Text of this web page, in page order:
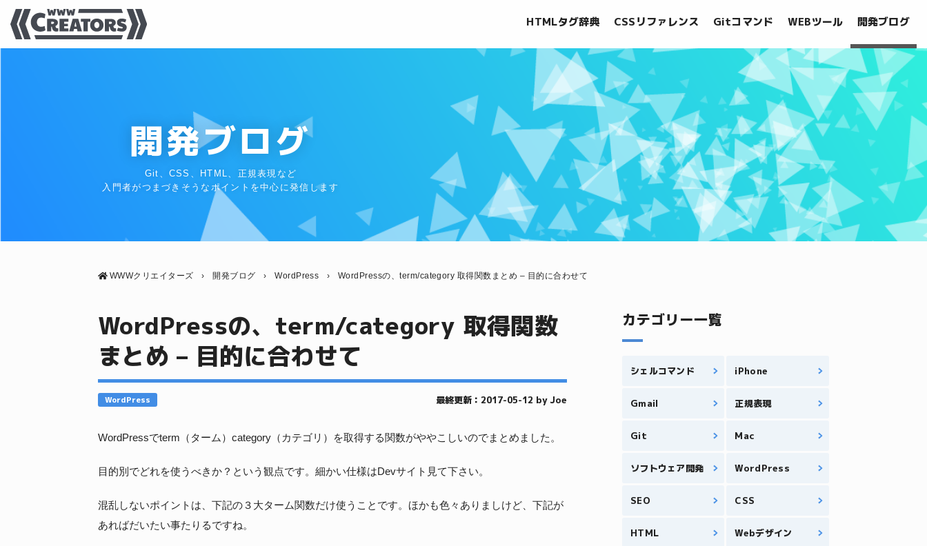
HTMLタグ辞典 CSSリファレンス Gitコマンド WEBツール 開発ブログ
開発ブログ
Git、CSS、HTML、正規表現など
入門者がつまづきそうなポイントを中心に発信します
WWWクリエイターズ › 開発ブログ › WordPress › WordPressの、term/category 取得関数まとめ – 目的に合わせて
WordPressの、term/category 取得関数
まとめ – 目的に合わせて
WordPress 最終更新：2017-05-12 by Joe
WordPressでterm（ターム）category（カテゴリ）を取得する関数がややこしいのでまとめました。
目的別でどれを使うべきか？という観点です。細かい仕様はDevサイト見て下さい。
混乱しないポイントは、下記の３大ターム関数だけ使うことです。ほかも色々ありましけど、下記が
あればだいたい事たりるですね。
カテゴリー一覧
シェルコマンド iPhone
Gmail 正規表現
Git Mac
ソフトウェア開発 WordPress
SEO CSS
HTML Webデザイン